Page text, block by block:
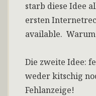
starb diese Idee
ersten
available.
Die zweite Idee:
weder kitschig
Fehlanzeige!